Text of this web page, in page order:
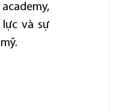
và sự